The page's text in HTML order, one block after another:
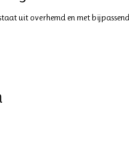
uit overhemd en met